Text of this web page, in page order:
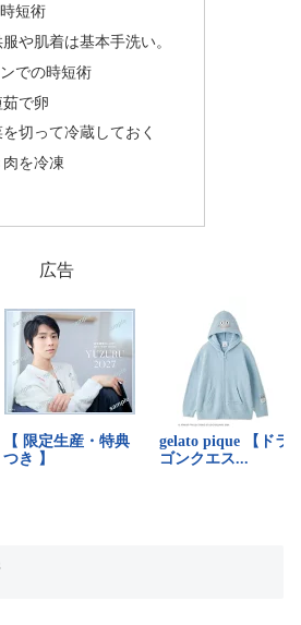
短術
や肌着は基本手洗い。
での時短術
で卵
を切って冷蔵しておく
を冷凍
広告